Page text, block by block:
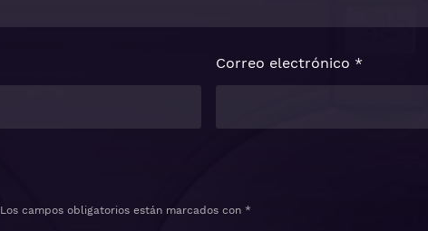
Los campos obligatorios están marcados con *
Correo electrónico *